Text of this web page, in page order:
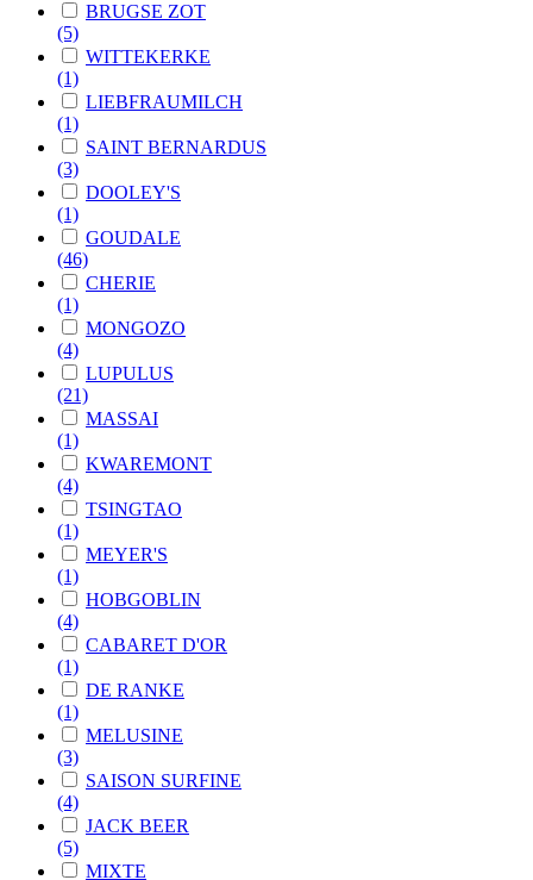
BRUGSE ZOT
(5)
WITTEKERKE
(1)
LIEBFRAUMILCH
(1)
SAINT BERNARDUS
(3)
DOOLEY'S
(1)
GOUDALE
(46)
CHERIE
(1)
MONGOZO
(4)
LUPULUS
(21)
MASSAI
(1)
KWAREMONT
(4)
TSINGTAO
(1)
MEYER'S
(1)
HOBGOBLIN
(4)
CABARET D'OR
(1)
DE RANKE
(1)
MELUSINE
(3)
SAISON SURFINE
(4)
JACK BEER
(5)
MIXTE